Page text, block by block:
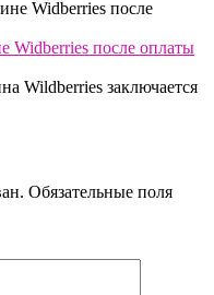
Widberries после оплаты
Wildberries заключается
Обязательные поля